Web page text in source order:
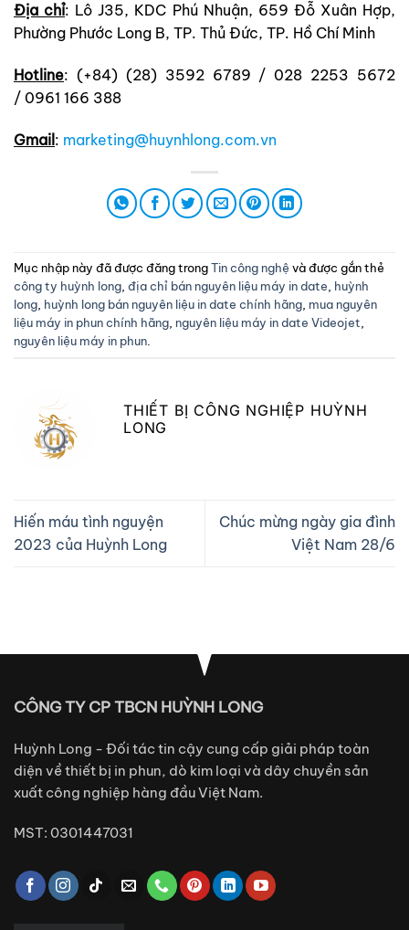
Địa chỉ: Lô J35, KDC Phú Nhuận, 659 Đỗ Xuân Hợp,
Phường Phước Long B, TP. Thủ Đức, TP. Hồ Chí Minh
Hotline: (+84) (28) 3592 6789 / 028 2253 5672
/ 0961 166 388
Gmail: marketing@huynhlong.com.vn
Mục nhập này đã được đăng trongTin công nghệ và được gắn thẻ
công ty huỳnh long địa chỉ bán nguyên liệu máy in date huỳnh
long huỳnh long bán nguyên liệu in date chính hãng mua nguyên
liệu máy in phun chính hãng nguyên liệu máy in date Videojet
nguyên liệu máy in phun
THIẾT BỊ CÔNG NGHIỆP HUỲNH
LONG
Hiến máu tình nguyện
2023 của Huỳnh Long
Chúc mừng ngày gia đình
Việt Nam 28/6
CÔNG TY CP TBCN HUỲNH LONG
Huỳnh Long - Đối tác tin cậy cung cấp giải pháp toàn
diện về thiết bị in phun, dò kim loại và dây chuyền sản
xuất công nghiệp hàng đầu Việt Nam.
MST: 0301447031